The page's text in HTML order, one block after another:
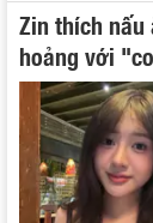
Zin thích
hoảng với